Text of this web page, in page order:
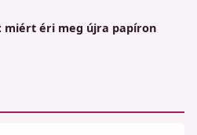
miért éri meg újra papíron